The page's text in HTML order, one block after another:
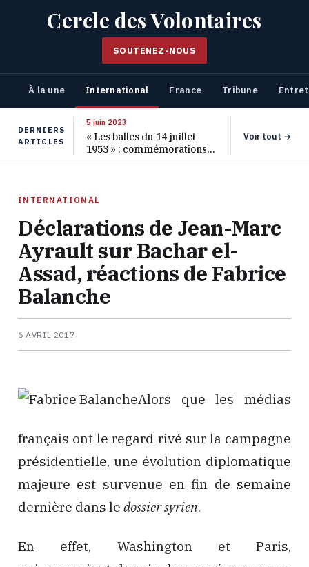
Cercle des Volontaires
SOUTENEZ-NOUS
À la une International France Tribune
DERNIERS
ARTICLES
5 juin 2023
« Les balles du 14 juillet
1953 » : commémorations
pour les 70 ans de ce
Voir tout →
INTERNATIONAL
Déclarations de Jean-Marc
Ayrault sur Bachar el-
Assad, réactions de Fabrice
Balanche
6 AVRIL 2017
Alors que les médias
français ont le regard rivé sur la campagne
présidentielle, une évolution diplomatique
majeure est survenue en fin de semaine
dernière dans le dossier syrien.
En effet, Washington et Paris,